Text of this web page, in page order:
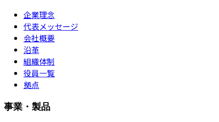
企業理念
代表メッセージ
会社概要
沿革
組織体制
役員一覧
拠点
事業・製品